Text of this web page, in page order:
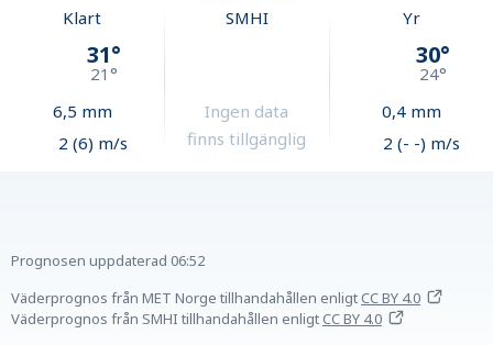
Klart
31°
21°
6,5 mm
2 (6) m/s
SMHI
Ingen data
finns tillgänglig
Yr
30°
24°
0,4mm
2 (- -) m/s
Prognosen uppdaterad 06:52
Väderprognos från MET Norge tillhandahållen enligtCC BY 4.0
Väderprognos från SMHI tillhandahållen enligtCC BY 4.0